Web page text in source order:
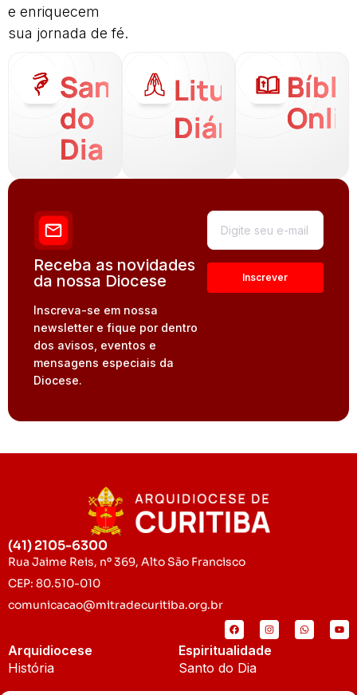
e enriquecem
sua jornada de fé.
Santo
do
Dia
Liturgia
Diária
Receba as novidades
da nossa Diocese
Inscreva-se em nossa
newsletter e fique por dentro
dos avisos, eventos e
mensagens especiais da
Diocese.
(41) 2105-6300
Rua Jaime Reis, nº 369, Alto São Francisco
CEP: 80.510-010
comunicacao@mitradecuritiba.org.br
Arquidiocese
História
Espiritualidade
Santo do Dia